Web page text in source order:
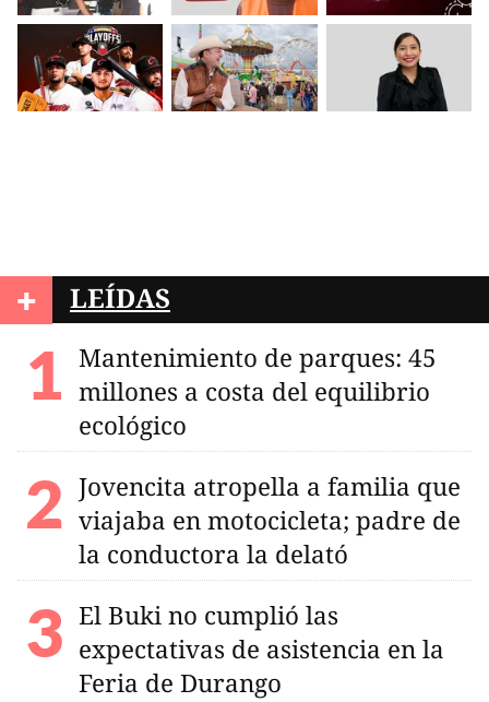
+ LEÍDAS
Mantenimiento de parques: 45
millones a costa del equilibrio
ecológico
Jovencita atropella a familia que
viajaba en motocicleta; padre de
la conductora la delató
El Buki no cumplió las
expectativas de asistencia en la
Feria de Durango